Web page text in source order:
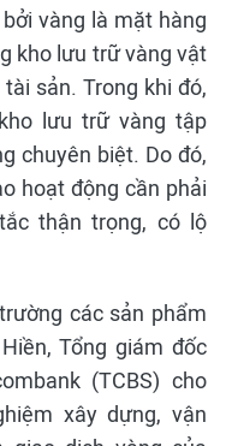
vàng là mặt hàng
kho lưu trữ vàng vật
sản. Trong khi đó,
lưu trữ vàng tập
chuyên biệt. Do đó,
hoạt động cần phải
thận trọng, có lộ
các sản phẩm
Tổng giám đốc
(TCBS) cho
xây dựng, vận